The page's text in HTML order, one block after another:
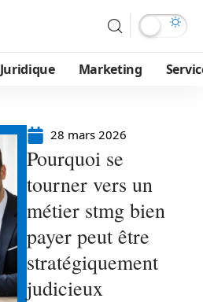
Juridique Marketing
28 mars 2026
Pourquoi se
tourner vers un
métier stmg bien
payer peut être
stratégiquement
judicieux